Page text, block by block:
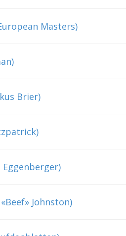
Masters)
Brier)
Johnston)